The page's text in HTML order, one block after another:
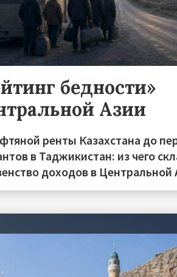
бедности»
Азии
ренты Казахстана до
в Таджикистан: из чего
доходов в Центральной